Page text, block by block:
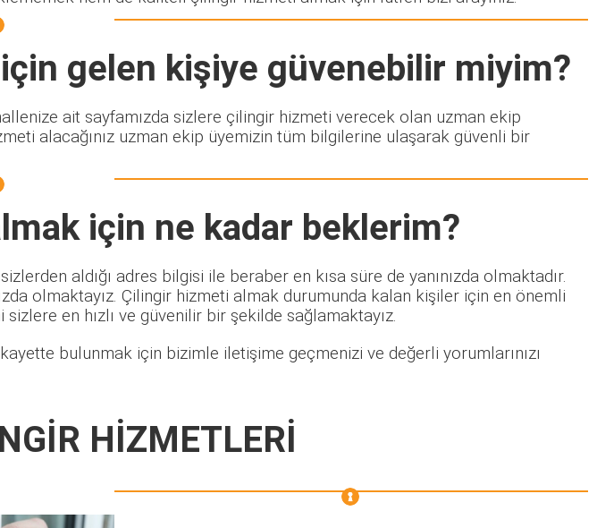
gelen kişiye güvenebilir miyim?
ait sayfamızda sizlere çilingir hizmeti verecek olan uzman ekip
alacağınız uzman ekip üyemizin tüm bilgilerine ulaşarak güvenli bir
için ne kadar beklerim?
aldığı adres bilgisi ile beraber en kısa süre de yanınızda olmaktadır.
olmaktayız. Çilingir hizmeti almak durumunda kalan kişiler için en önemli
en hızlı ve güvenilir bir şekilde sağlamaktayız.
bulunmak için bizimle iletişime geçmenizi ve değerli yorumlarınızı
HİZMETLERİ